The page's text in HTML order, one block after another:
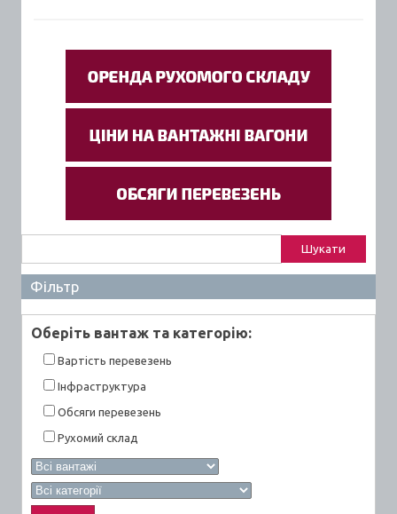
Фільтр
Оберiть вантаж та категорiю:
Вартiсть перевезень
Інфраструктура
Обсяги перевезень
Рухомий склад